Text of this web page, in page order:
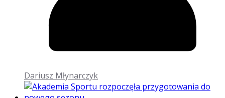
Dariusz Młynarczyk